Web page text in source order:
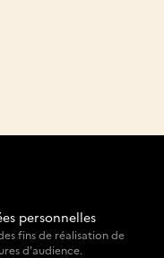
personnelles
fins de réalisation de
d'audience.